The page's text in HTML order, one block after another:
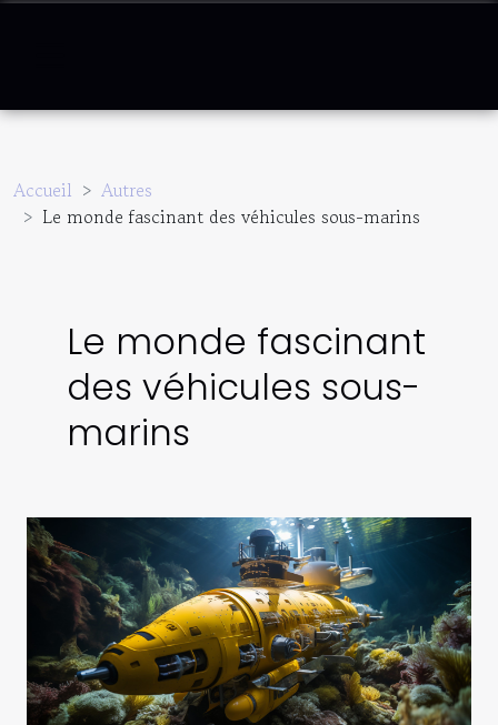
Accueil
Autres
Le monde fascinant des véhicules sous-marins
Le monde fascinant
des véhicules sous-
marins